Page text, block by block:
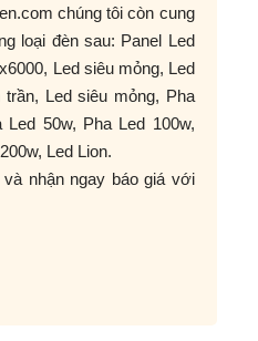
chúng tôi còn cung
loại đèn sau: Panel Led
Led siêu mỏng, Led
Led siêu mỏng, Pha
50w, Pha Led 100w,
Led Lion.
nhận ngay báo giá với